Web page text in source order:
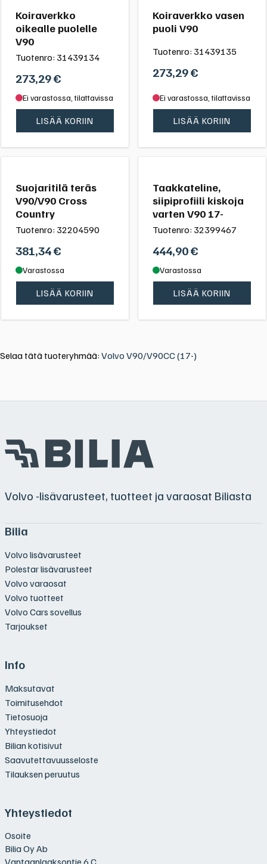
Koiraverkko
oikealle puolelle
V90
Tuotenro: 31439134
273,29€
Ei varastossa, tilattavissa
LISÄÄ KORIIN
Koiraverkko vasen
puoli V90
Tuotenro: 31439135
273,29€
Ei varastossa, tilattavissa
LISÄÄ KORIIN
Suojaritilä teräs
V90/V90 Cross
Country
Tuotenro: 32204590
381,34€
Varastossa
LISÄÄ KORIIN
Taakkateline,
siipiprofiili kiskoja
varten V90 17-
Tuotenro: 32399467
444,90€
Varastossa
LISÄÄ KORIIN
Selaa tätä tuoteryhmää: Volvo V90/V90CC (17-)
Volvo -lisävarusteet, tuotteet ja varaosat Biliasta
Bilia
Volvo lisävarusteet
Polestar lisävarusteet
Volvo varaosat
Volvo tuotteet
Volvo Cars sovellus
Tarjoukset
Info
Maksutavat
Toimitusehdot
Tietosuoja
Yhteystiedot
Bilian kotisivut
Saavutettavuusseloste
Tilauksen peruutus
Yhteystiedot
Osoite
Bilia Oy Ab